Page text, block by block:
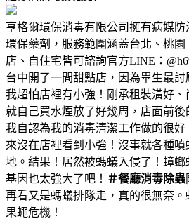
亨格爾環保消毒有限公司擁有病媒
環保藥劑，服務範圍涵蓋台北、桃
店、自住宅皆可諮詢官方LINE：
台中開了一間甜點店，因為畢生最
我超怕店裡有小強！剛承租裝潢好
就自己買水煙放了好幾周，店面前後
我自認為我的消毒清潔工作做的很
來沒在店裡看到小強！沒事就各種
地。結果！居然被螞蟻入侵了！蟑
基因也太強大了吧！ ＃餐廳消毒除蟲
再看又是螞蟻排隊走，真的很無奈
果蠅危機！